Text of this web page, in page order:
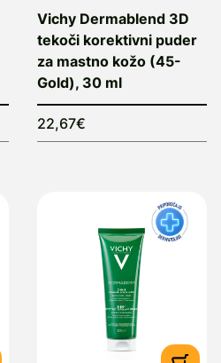
Vichy Dermablend 3D
tekoči korektivni puder
za mastno kožo (45-
Gold), 30 ml
22,67€